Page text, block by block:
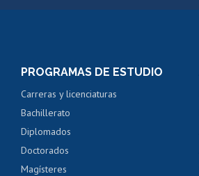
PROGRAMAS DE ESTUDIO
Carreras y licenciaturas
Bachillerato
Diplomados
Doctorados
Magísteres